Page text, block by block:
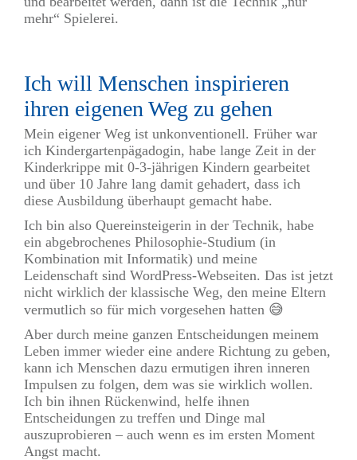
mehr“ Spielerei.
Ich will Menschen inspirieren
ihren eigenen Weg zu gehen
Mein eigener Weg ist unkonventionell. Früher war
ich Kindergartenpägadogin, habe lange Zeit in der
Kinderkrippe mit 0-3-jährigen Kindern gearbeitet
und über 10 Jahre lang damit gehadert, dass ich
diese Ausbildung überhaupt gemacht habe.
Ich bin also Quereinsteigerin in der Technik, habe
ein abgebrochenes Philosophie-Studium (in
Kombination mit Informatik) und meine
Leidenschaft sind WordPress-Webseiten. Das ist jetzt
nicht wirklich der klassische Weg, den meine Eltern
vermutlich so für mich vorgesehen hatten 😅
Aber durch meine ganzen Entscheidungen meinem
Leben immer wieder eine andere Richtung zu geben,
kann ich Menschen dazu ermutigen ihren inneren
Impulsen zu folgen, dem was sie wirklich wollen.
Ich bin ihnen Rückenwind, helfe ihnen
Entscheidungen zu treffen und Dinge mal
auszuprobieren – auch wenn es im ersten Moment
Angst macht.